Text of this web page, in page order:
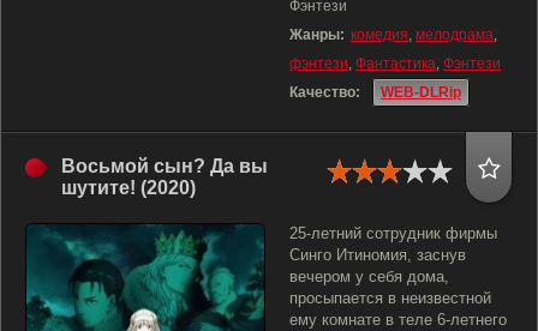
Фэнтези
Жанры: комедия, мелодрама,
фэнтези, Фантастика, Фэнтези
Качество:
WEB-DLRip
Восьмой сын? Да вы
шутите! (2020)
25-летний сотрудник фирмы
Синго Итиномия, заснув
вечером у себя дома,
просыпается в неизвестной
ему комнате в теле 6-летнего